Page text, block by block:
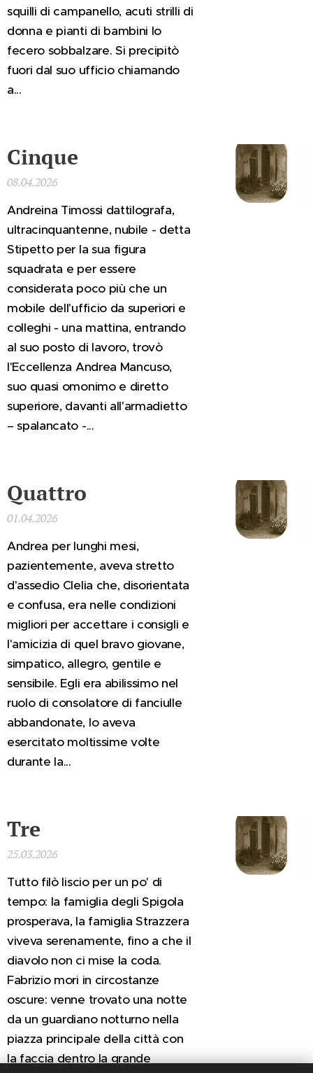
squilli di campanello, acuti strilli di
donna e pianti di bambini lo
fecero sobbalzare. Si precipitò
fuori dal suo ufficio chiamando
a...
Cinque
08.04.2026
Andreina Timossi dattilografa,
ultracinquantenne, nubile - detta
Stipetto per la sua figura
squadrata e per essere
considerata poco più che un
mobile dell'ufficio da superiori e
colleghi - una mattina, entrando
al suo posto di lavoro, trovò
l'Eccellenza Andrea Mancuso,
suo quasi omonimo e diretto
superiore, davanti all'armadietto
– spalancato -...
Quattro
01.04.2026
Andrea per lunghi mesi,
pazientemente, aveva stretto
d'assedio Clelia che, disorientata
e confusa, era nelle condizioni
migliori per accettare i consigli e
l'amicizia di quel bravo giovane,
simpatico, allegro, gentile e
sensibile. Egli era abilissimo nel
ruolo di consolatore di fanciulle
abbandonate, lo aveva
esercitato moltissime volte
durante la...
Tre
25.03.2026
Tutto filò liscio per un po' di
tempo: la famiglia degli Spigola
prosperava, la famiglia Strazzera
viveva serenamente, fino a che il
diavolo non ci mise la coda.
Fabrizio mori in circostanze
oscure: venne trovato una notte
da un guardiano notturno nella
piazza principale della città con
la faccia dentro la grande